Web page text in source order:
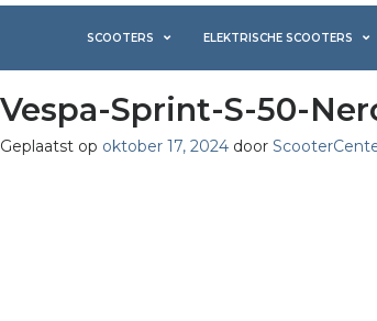
SCOOTERS ELEKTRISCHE SCOOTERS
Vespa-Sprint-S-50-
Geplaatst op oktober 17, 2024 door